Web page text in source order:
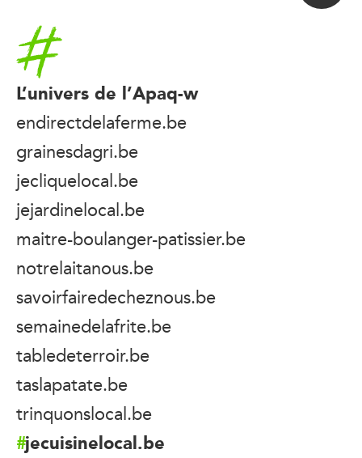
Accueil
L’univers de l’Apaq-w
endirectdelaferme.be
grainesdagri.be
jecliquelocal.be
jejardinelocal.be
maitre-boulanger-patissier.be
notrelaitanous.be
savoirfairedecheznous.be
semainedelafrite.be
tabledeterroir.be
taslapatate.be
trinquonslocal.be
jecuisinelocal.be